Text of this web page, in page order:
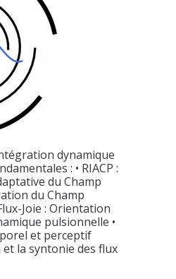
dynamique
: • RIACP :
du Champ
du Champ
Joie : Orientation
pulsionnelle •
et perceptif
la syntonie des flux